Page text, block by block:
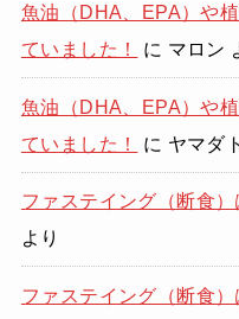
魚油（DHA、EPA）や
ていました！
に マロン
魚油（DHA、EPA）や
ていました！
に ヤマダ
ファステイング（断食
より
ファステイング（断食